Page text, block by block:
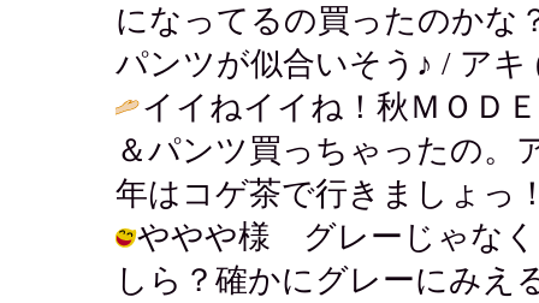
になってるの買ったのかな
パンツが似合いそう♪ / アキ
イイねイイね！秋ＭＯＤ
＆パンツ買っちゃったの。
年はコゲ茶で行きましょっ
ややや様 グレーじゃな
しら？確かにグレーにみえ